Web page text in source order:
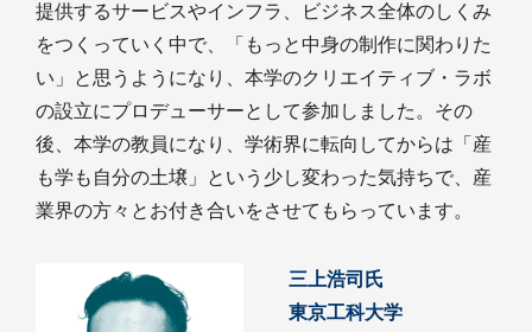
提供するサービスやインフラ、ビジネス全体のしくみ
をつくっていく中で、「もっと中身の制作に関わりた
い」と思うようになり、本学のクリエイティブ・ラボ
の設立にプロデューサーとして参加しました。その
後、本学の教員になり、学術界に転向してからは「産
も学も自分の土壌」という少し変わった気持ちで、産
業界の方々とお付き合いをさせてもらっています。
三上浩司氏
東京工科大学